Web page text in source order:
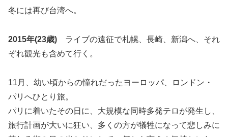
冬には再び台湾へ。
2015年(23歳) ライブの遠征で札幌、長崎、新潟へ、それ
ぞれ観光も含めて行く。
11月、幼い頃からの憧れだったヨーロッパ、ロンドン・
パリへひとり旅。
パリに着いたその日に、大規模な同時多発テロが発生し、
旅行計画が大いに狂い、多くの方が犠牲になって悲しみに